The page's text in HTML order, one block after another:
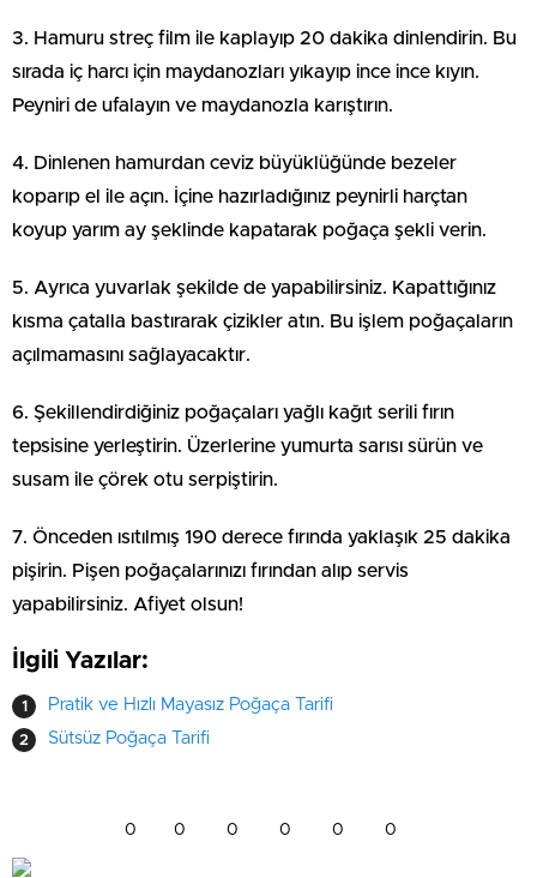
3. Hamuru streç film ile kaplayıp 20 dakika dinlendirin. Bu
sırada iç harcı için maydanozları yıkayıp ince ince kıyın.
Peyniri de ufalayın ve maydanozla karıştırın.
4. Dinlenen hamurdan ceviz büyüklüğünde bezeler
koparıp el ile açın. İçine hazırladığınız peynirli harçtan
koyup yarım ay şeklinde kapatarak poğaça şekli verin.
5. Ayrıca yuvarlak şekilde de yapabilirsiniz. Kapattığınız
kısma çatalla bastırarak çizikler atın. Bu işlem poğaçaların
açılmamasını sağlayacaktır.
6. Şekillendirdiğiniz poğaçaları yağlı kağıt serili fırın
tepsisine yerleştirin. Üzerlerine yumurta sarısı sürün ve
susam ile çörek otu serpiştirin.
7. Önceden ısıtılmış 190 derece fırında yaklaşık 25 dakika
pişirin. Pişen poğaçalarınızı fırından alıp servis
yapabilirsiniz. Afiyet olsun!
İlgili Yazılar:
Pratik ve Hızlı Mayasız Poğaça Tarifi
Sütsüz Poğaça Tarifi
0 0 0 0 0 0